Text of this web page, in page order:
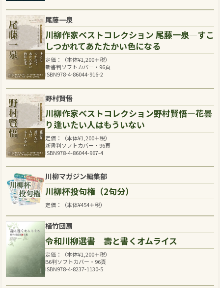
尾藤一泉
川柳作家ベストコレクション 尾藤一泉―すこ
しつかれてあたたかい色になる
定価：（本体¥1,200＋税）
新書判ソフトカバー・96頁
ISBN978-4-86044-916-2
野村賢悟
川柳作家ベストコレクション野村賢悟―花曇
り逢いたい人はもういない
定価：（本体¥1,200＋税）
新書判ソフトカバー・96頁
ISBN978-4-86044-967-4
川柳マガジン編集部
川柳杯投句権（2句分）
定価：（本体¥454＋税）
植竹団扇
令和川柳選書 壽と書くオムライス
定価：（本体¥1,200＋税）
B6判ソフトカバー・96頁
ISBN978-4-8237-1130-5